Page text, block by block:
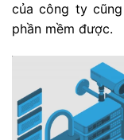
của công ty
phần mềm được.